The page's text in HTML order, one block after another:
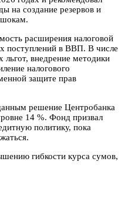
на создание резервов и
расширения налоговой
поступлений в ВВП. В числе
льгот, внедрение методики
налогового
защите прав
решение Центробанка
14 %. Фонд призвал
политику, пока
гибкости курса сумов,